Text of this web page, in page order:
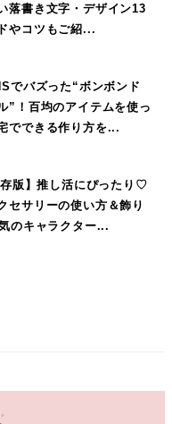
落書き文字・デザイン13
やコツもご紹...
でバズった“ボンボンド
”！百均のアイテムを使っ
でできる作り方を...
存版】推し活にぴったり♡
セサリーの使い方＆飾り
のキャラクター...